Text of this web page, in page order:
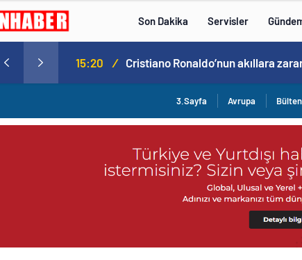
Son Dakika Servisler
15:20 /
3.Sayfa Avrupa Bülten